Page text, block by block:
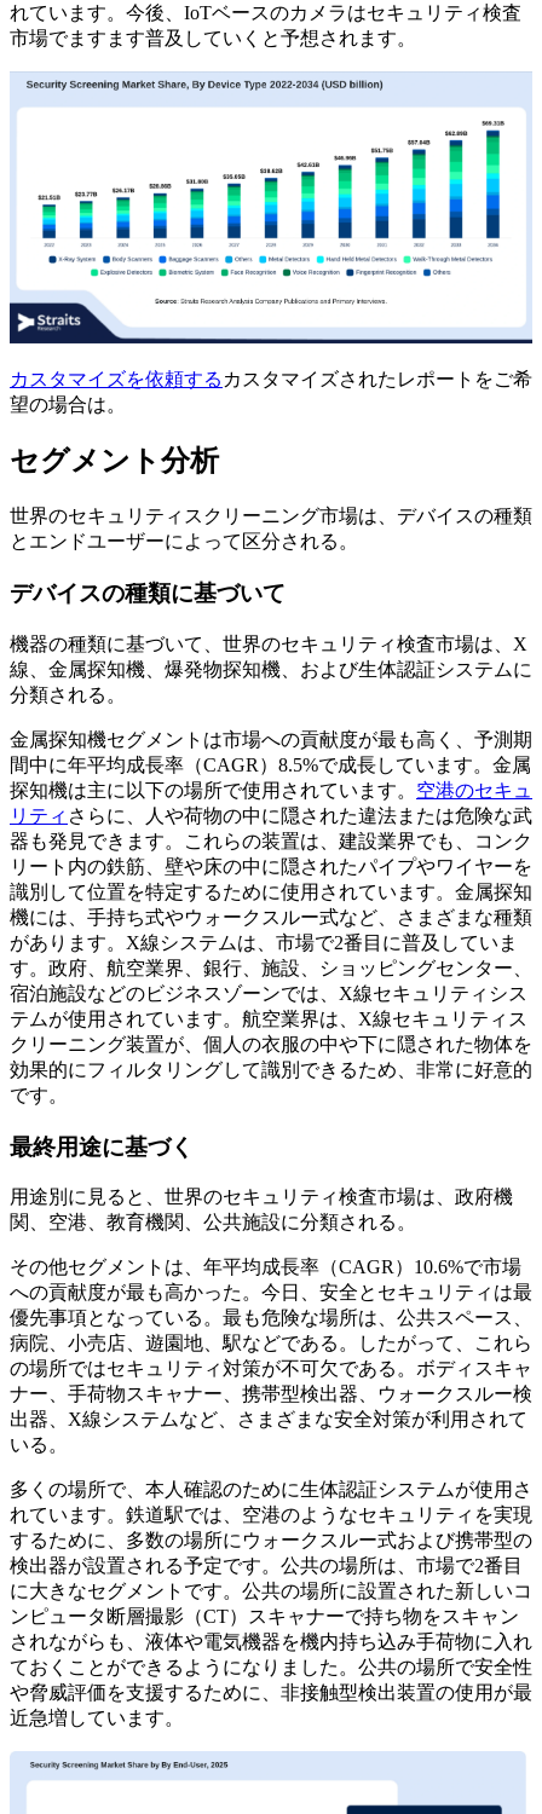
れています。今後、IoTベースのカメラはセキュリティ検査
市場でますます普及していくと予想されます。
カスタマイズを依頼する カスタマイズされたレポートをご希
望の場合は。
セグメント分析
世界のセキュリティスクリーニング市場は、デバイスの種類
とエンドユーザーによって区分される。
デバイスの種類に基づいて
機器の種類に基づいて、世界のセキュリティ検査市場は、X
線、金属探知機、爆発物探知機、および生体認証システムに
分類される。
金属探知機セグメントは市場への貢献度が最も高く、予測期
間中に年平均成長率（CAGR）8.5%で成長しています。金属
探知機は主に以下の場所で使用されています。 空港のセキュ
リティ さらに、人や荷物の中に隠された違法または危険な武
器も発見できます。これらの装置は、建設業界でも、コンク
リート内の鉄筋、壁や床の中に隠されたパイプやワイヤーを
識別して位置を特定するために使用されています。金属探知
機には、手持ち式やウォークスルー式など、さまざまな種類
があります。X線システムは、市場で2番目に普及していま
す。政府、航空業界、銀行、施設、ショッピングセンター、
宿泊施設などのビジネスゾーンでは、X線セキュリティシス
テムが使用されています。航空業界は、X線セキュリティス
クリーニング装置が、個人の衣服の中や下に隠された物体を
効果的にフィルタリングして識別できるため、非常に好意的
です。
最終用途に基づく
用途別に見ると、世界のセキュリティ検査市場は、政府機
関、空港、教育機関、公共施設に分類される。
その他セグメントは、年平均成長率（CAGR）10.6%で市場
への貢献度が最も高かった。今日、安全とセキュリティは最
優先事項となっている。最も危険な場所は、公共スペース、
病院、小売店、遊園地、駅などである。したがって、これら
の場所ではセキュリティ対策が不可欠である。ボディスキャ
ナー、手荷物スキャナー、携帯型検出器、ウォークスルー検
出器、X線システムなど、さまざまな安全対策が利用されて
いる。
多くの場所で、本人確認のために生体認証システムが使用さ
れています。鉄道駅では、空港のようなセキュリティを実現
するために、多数の場所にウォークスルー式および携帯型の
検出器が設置される予定です。公共の場所は、市場で2番目
に大きなセグメントです。公共の場所に設置された新しいコ
ンピュータ断層撮影（CT）スキャナーで持ち物をスキャン
されながらも、液体や電気機器を機内持ち込み手荷物に入れ
ておくことができるようになりました。公共の場所で安全性
や脅威評価を支援するために、非接触型検出装置の使用が最
近急増しています。